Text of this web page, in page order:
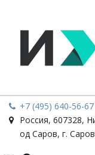
+7 (495) 640-56-67
Россия, 607328,
од Саров, г. Саров